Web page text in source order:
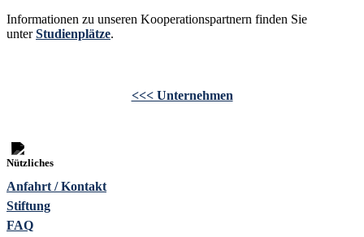
Informationen zu unseren Kooperationspartnern finden Sie
unterStudienplätze.
<<< Unternehmen
Nützliches
Anfahrt / Kontakt
Stiftung
FAQ